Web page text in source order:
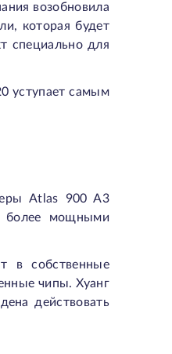
возобновила
которая будет
специально для
уступает самым
Atlas 900 A3
более мощными
в собственные
чипы. Хуанг
действовать